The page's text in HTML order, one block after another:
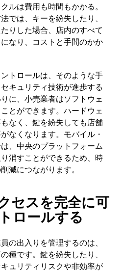
ルは費用も時間もかかる。
では、キーを紛失したり、
りした場合、店内のすべて
なり、コストと手間のかか
トロールは、そのような手
キュリティ技術が進歩する
に、小売業者はソフトウェ
とができます。ハードウェ
なく、鍵を紛失しても店舗
なくなります。モバイル・
、中央のプラットフォーム
消すことができるため、時
減につながります。
セスを完全に可
ロールする
の出入りを管理するのは、
種です。鍵を紛失したり、
ュリティリスクや非効率が